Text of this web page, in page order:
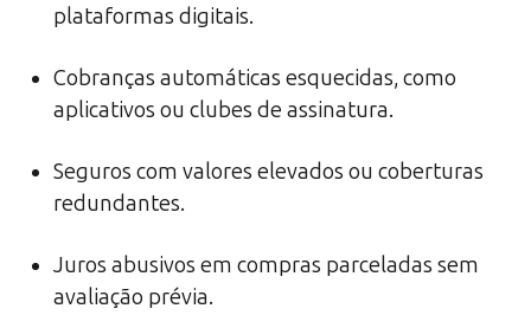
plataformas digitais.
Cobranças automáticas esquecidas, como
aplicativos ou clubes de assinatura.
Seguros com valores elevados ou coberturas
redundantes.
Juros abusivos em compras parceladas sem
avaliação prévia.